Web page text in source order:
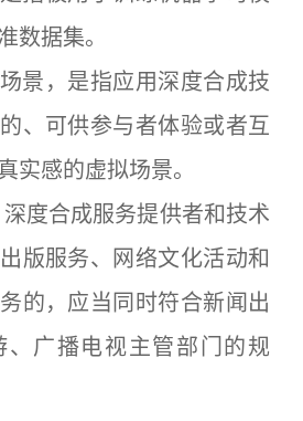
数据集。
，是指应用深度合成技
、可供参与者体验或者互
实感的虚拟场景。
度合成服务提供者和技术
版服务、网络文化活动和
的，应当同时符合新闻出
、广播电视主管部门的规